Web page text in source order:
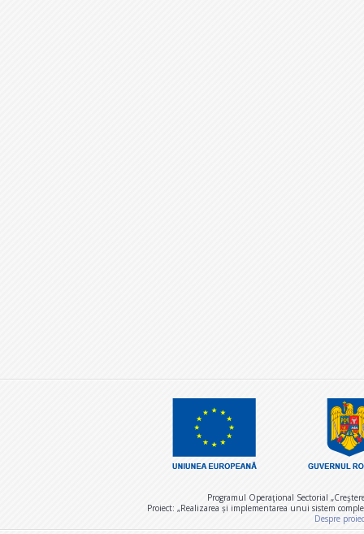
Programul Operaţional Sectorial
Proiect: „Realizarea și implementarea unui sistem
Despre